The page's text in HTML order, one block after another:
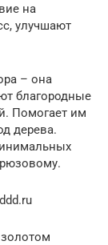
на
улучшают
– она
благородные
Помогает им
дерева.